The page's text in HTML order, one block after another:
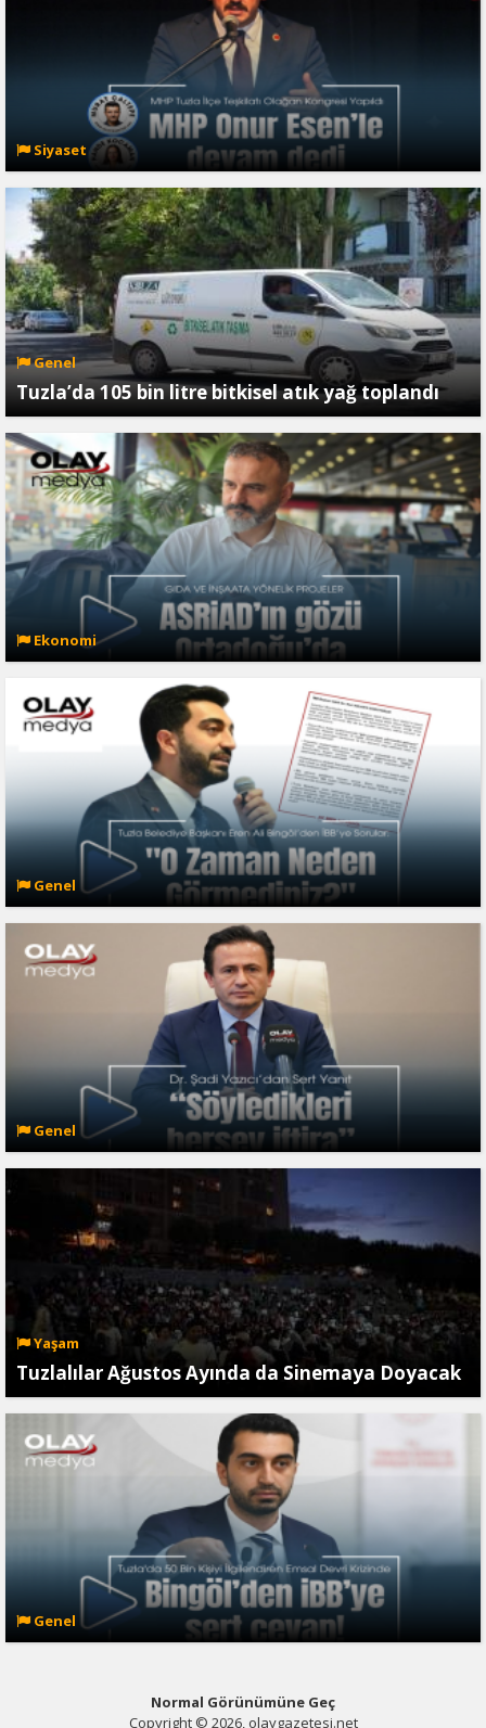
Siyaset
Genel
Tuzla’da 105 bin litre bitkisel atık yağ toplandı
Ekonomi
Genel
Genel
Yaşam
Tuzlalılar Ağustos Ayında da Sinemaya Doyacak
Genel
Normal Görünümüne Geç
Copyright © 2026, olaygazetesi.net